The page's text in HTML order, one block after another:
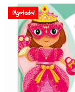
¡Agotado!